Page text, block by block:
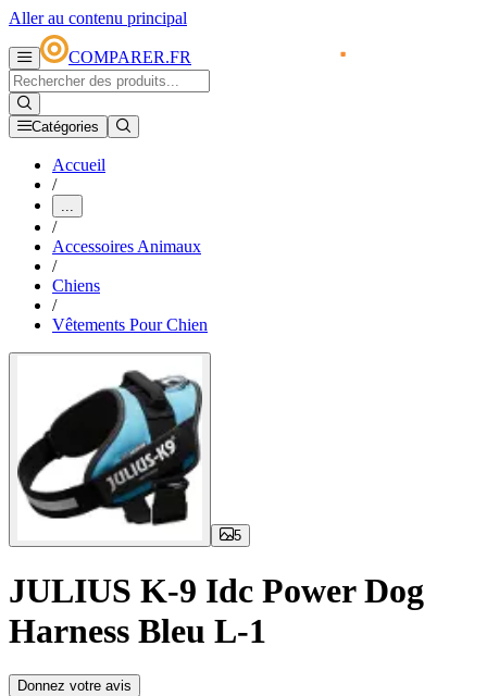
Aller au contenu principal
COMPARER.FR
Catégories
Accueil
/
...
/
Accessoires Animaux
/
Chiens
/
Vêtements Pour Chien
5
JULIUS K-9 Idc Power Dog
Harness Bleu L-1
Donnez votre avis